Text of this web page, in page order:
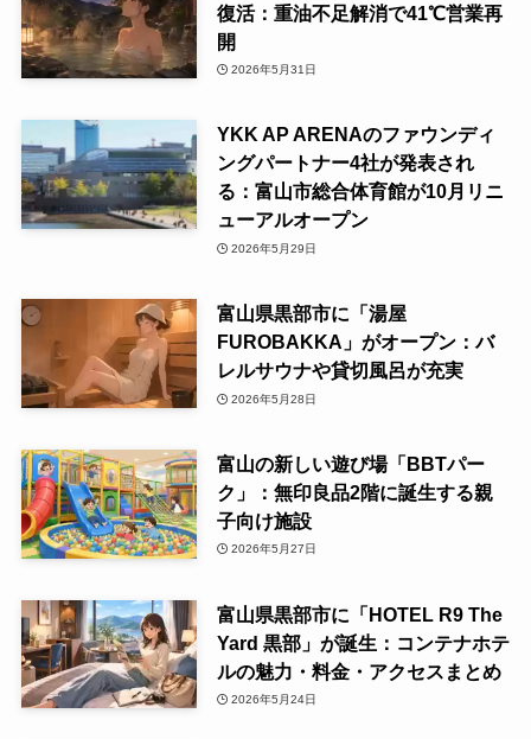
復活：重油不足解消で41℃営業再
開
2026年5月31日
YKK AP ARENAのファウンディ
ングパートナー4社が発表され
る：富山市総合体育館が10月リニ
ューアルオープン
2026年5月29日
富山県黒部市に「湯屋
FUROBAKKA」がオープン：バ
レルサウナや貸切風呂が充実
2026年5月28日
富山の新しい遊び場「BBTパー
ク」：無印良品2階に誕生する親
子向け施設
2026年5月27日
富山県黒部市に「HOTEL R9 The
Yard 黒部」が誕生：コンテナホテ
ルの魅力・料金・アクセスまとめ
2026年5月24日